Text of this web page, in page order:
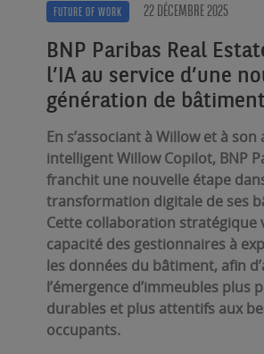
FUTURE OF WORK 22 DÉCEMBRE 2025
BNP Paribas Real
l’IA au service d’une
génération de
En s’associant à Willow et à
intelligent Willow Copilot, BNP
franchit une nouvelle étape
transformation digitale de ses
Cette collaboration stratégique
capacité des gestionnaires à
les données du bâtiment, afin
l’émergence d’immeubles plus
durables et plus attentifs aux
occupants.